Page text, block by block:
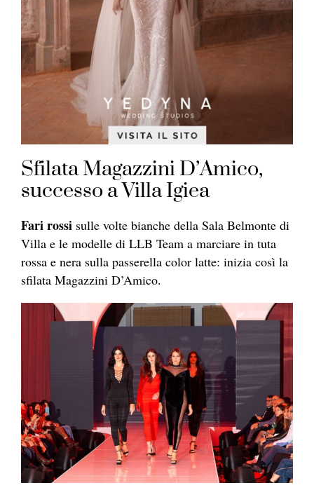
Sfilata Magazzini D’Amico,
successo a Villa Igiea
Fari rossi sulle volte bianche della Sala Belmonte di
Villa e le modelle di LLB Team a marciare in tuta
rossa e nera sulla passerella color latte: inizia così la
sfilata Magazzini D’Amico.